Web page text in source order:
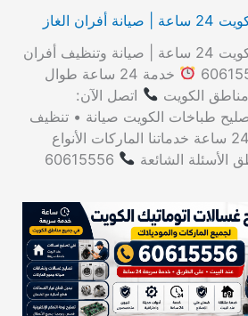
الغاز
فني تصليح طباخات الكويت 24 ساعة | صيانة وتنظيف أفران
خدمة 24 ساعة طوال
الكويت
اتصل الآن:
طباخات الكويت صيانة • تنظيف
• قطع غيار أصلية — 24 ساعة خدماتنا الماركات الأنواع
الأسئلة الشائعة
60615556